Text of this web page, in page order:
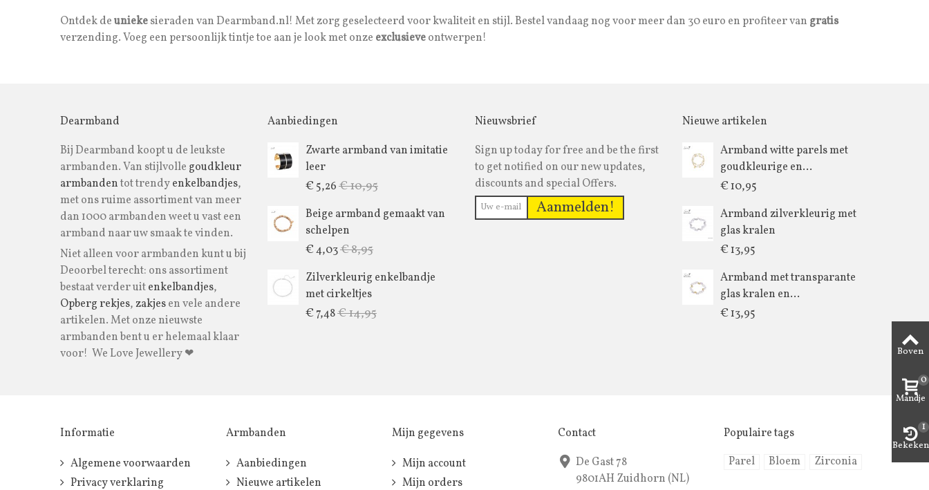
Ontdek deuniekesieraden van Dearmband.nl! Met zorg geselecteerd voor kwaliteit en stijl. Bestel vandaag nog voor meer dan 30 euro en profiteer van gratis
verzending. Voeg een persoonlijk tintje toe aan je look met onze exclusieveontwerpen!
Dearmband
Bij Dearmband koopt u de leukste
armbanden. Van stijlvolle goudkleur
armbandentot trendyenkelbandjes,
met ons ruime assortiment van meer
dan 1000 armbanden weet u vast een
armband naar uw smaak te vinden.
Niet alleen voor armbanden kunt u bij
Deoorbel terecht: ons assortiment
bestaat verder uitenkelbandjes,
Opberg rekjes,zakjesen vele andere
artikelen. Met onze nieuwste
armbanden bent u er helemaal klaar
voor! We Love Jewellery ❤
Aanbiedingen
Zwarte armband van imitatie
leer
€ 5,26€ 10,95
Beige armband gemaakt van
schelpen
€ 4,03€ 8,95
Zilverkleurig enkelbandje
met cirkeltjes
€ 7,48€ 14,95
Nieuwsbrief
Sign up today for free and be the first
to get notified on our new updates,
discounts and special Offers.
Aanmelden!
Nieuwe artikelen
Armband witte parels met
goudkleurige en...
€ 10,95
Armband zilverkleurig met
glas kralen
€ 13,95
Armband met transparante
glas kralen en...
€ 13,95
Informatie
Algemene voorwaarden
Privacy verklaring
Armbanden
Aanbiedingen
Nieuwe artikelen
Mijn gegevens
Mijn account
Mijn orders
Contact
De Gast 78
9801AH Zuidhorn (NL)
Populaire tags
Parel
Bloem Zirconia
Boven
Mandje
0
Bekeken
1